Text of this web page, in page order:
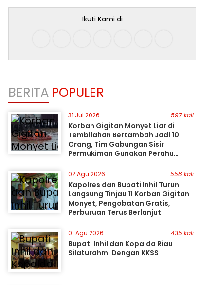
Ikuti Kami di
BERITA POPULER
31 Jul 2026 597 kali
Korban Gigitan Monyet Liar di
Tembilahan Bertambah Jadi 10
Orang, Tim Gabungan Sisir
Permukiman Gunakan Perahu
Karet
02 Agu 2026 558 kali
Kapolres dan Bupati Inhil Turun
Langsung Tinjau 11 Korban Gigitan
Monyet, Pengobatan Gratis,
Perburuan Terus Berlanjut
01 Agu 2026 435 kali
Bupati Inhil dan Kopalda Riau
Silaturahmi Dengan KKSS